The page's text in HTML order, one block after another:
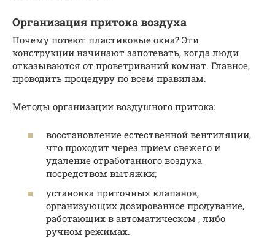
Организация притока воздуха
Почему потеют пластиковые окна? Эти
конструкции начинают запотевать, когда люди
отказываются от проветриваний комнат. Главное,
проводить процедуру по всем правилам.
Методы организации воздушного притока:
восстановление естественной вентиляции,
что проходит через прием свежего и
удаление отработанного воздуха
посредством вытяжки;
установка приточных клапанов,
организующих дозированное продувание,
работающих в автоматическом , либо
ручном режимах.